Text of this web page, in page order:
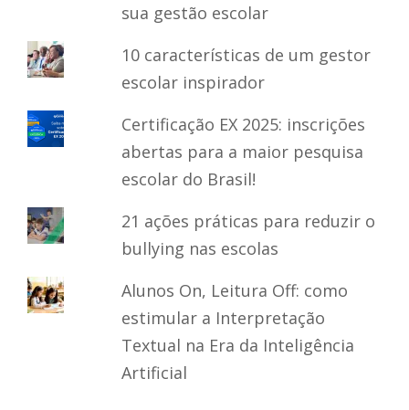
sua gestão escolar
10 características de um gestor
escolar inspirador
Certificação EX 2025: inscrições
abertas para a maior pesquisa
escolar do Brasil!
21 ações práticas para reduzir o
bullying nas escolas
Alunos On, Leitura Off: como
estimular a Interpretação
Textual na Era da Inteligência
Artificial